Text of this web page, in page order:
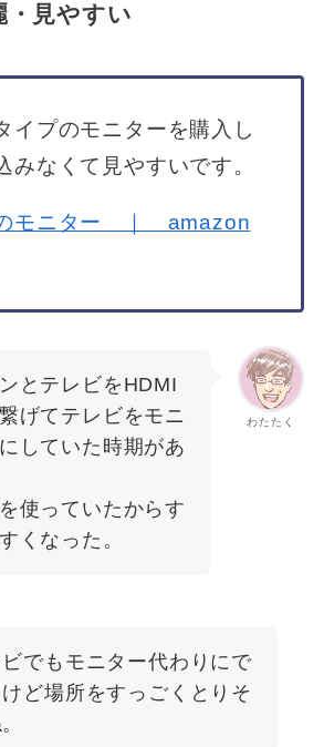
見やすい
イプのモニターを購入し
みなくて見やすいです。
モニター ｜ amazon
わたたく
とテレビをHDMI
げてテレビをモニ
していた時期があ
使っていたからす
くなった。
でもモニター代わりにで
けど場所をすっごくとりそ